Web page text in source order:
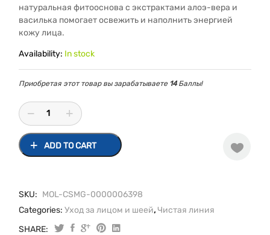
натуральная фитооснова с экстрактами алоэ-вера и
василька помогает освежить и наполнить энергией
кожу лица.
Availability: In stock
Приобретая этот товар вы зарабатываете 14Баллы!
ADD TO CART
SKU: MOL-CSMG-0000006398
Categories: Уход за лицом и шеей, Чистая линия
SHARE: